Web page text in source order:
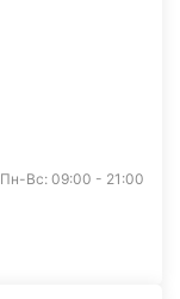
Пн-Вс: 09:00 - 21:00